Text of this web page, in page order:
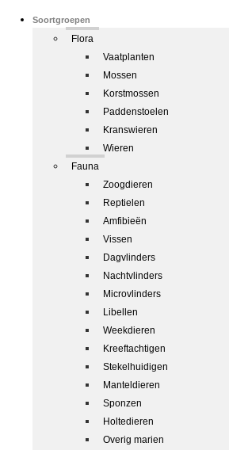
Soortgroepen
Flora
Vaatplanten
Mossen
Korstmossen
Paddenstoelen
Kranswieren
Wieren
Fauna
Zoogdieren
Reptielen
Amfibieën
Vissen
Dagvlinders
Nachtvlinders
Microvlinders
Libellen
Weekdieren
Kreeftachtigen
Stekelhuidigen
Manteldieren
Sponzen
Holtedieren
Overig marien